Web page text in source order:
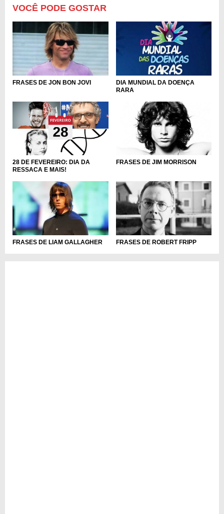
VOCÊ PODE GOSTAR
FRASES DE JON BON JOVI
DIA MUNDIAL DA DOENÇA
RARA
28 DE FEVEREIRO: DIA DA
RESSACA E MAIS!
FRASES DE JIM MORRISON
FRASES DE LIAM GALLAGHER FRASES DE ROBERT FRIPP